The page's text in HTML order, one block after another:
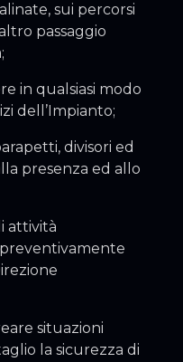
sui percorsi
passaggio
in qualsiasi modo
dell’Impianto;
divisori ed
presenza ed allo
attività
situazioni
la sicurezza di